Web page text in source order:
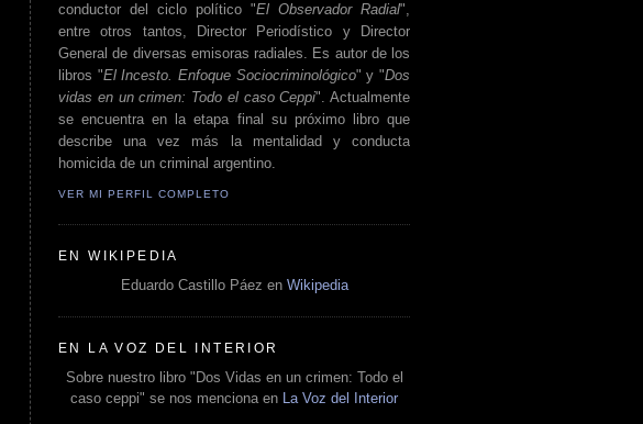
conductor del ciclo político "El Observador Radial",
entre otros tantos, Director Periodístico y Director
General de diversas emisoras radiales. Es autor de los
libros "El Incesto. Enfoque Sociocriminológico" y "Dos
vidas en un crimen: Todo el caso Ceppi". Actualmente
se encuentra en la etapa final su próximo libro que
describe una vez más la mentalidad y conducta
homicida de un criminal argentino.
VER MI PERFIL COMPLETO
EN WIKIPEDIA
Eduardo Castillo Páez en Wikipedia
EN LA VOZ DEL INTERIOR
Sobre nuestro libro "Dos Vidas en un crimen: Todo el
caso ceppi" se nos menciona en
La Voz del Interior